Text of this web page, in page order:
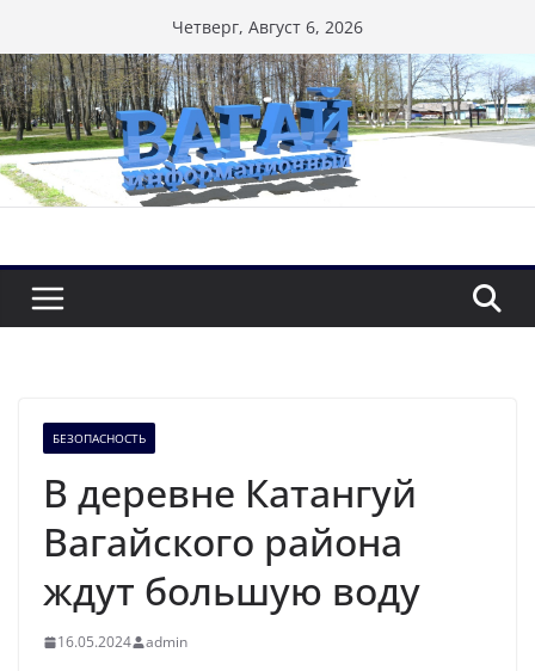
к
содержимому
Четверг, Август 6, 2026
БЕЗОПАСНОСТЬ
В деревне Катангуй
Вагайского района
ждут большую воду
16.05.2024 admin